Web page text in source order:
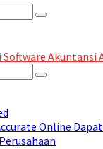
Search
Search
Online